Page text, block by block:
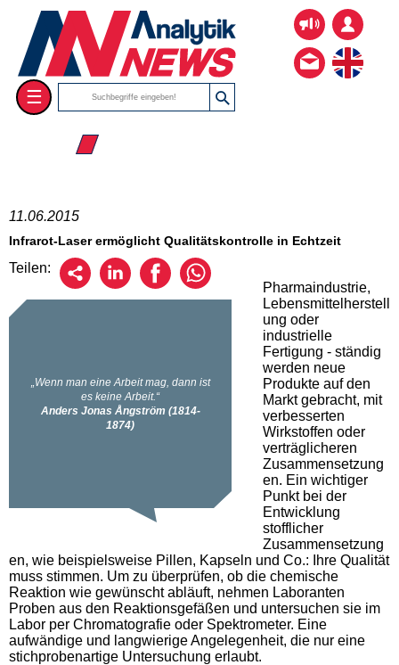
☰
☰ 2015
11.06.2015
Infrarot-Laser ermöglicht Qualitätskontrolle in Echtzeit
Teilen:
Pharmaindustrie,
Lebensmittelherstell
ung oder
industrielle
Fertigung - ständig
werden neue
Produkte auf den
Markt gebracht, mit
verbesserten
Wirkstoffen oder
verträglicheren
Zusammensetzung
en. Ein wichtiger
Punkt bei der
Entwicklung
stofflicher
Zusammensetzung
en, wie beispielsweise Pillen, Kapseln und Co.: Ihre Qualität
muss stimmen. Um zu überprüfen, ob die chemische
Reaktion wie gewünscht abläuft, nehmen Laboranten
Proben aus den Reaktionsgefäßen und untersuchen sie im
Labor per Chromatografie oder Spektrometer. Eine
aufwändige und langwierige Angelegenheit, die nur eine
stichprobenartige Untersuchung erlaubt.